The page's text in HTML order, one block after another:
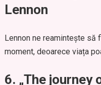
Lennon
Lennon ne reamintește să
moment, deoarece viața
6. „The journey